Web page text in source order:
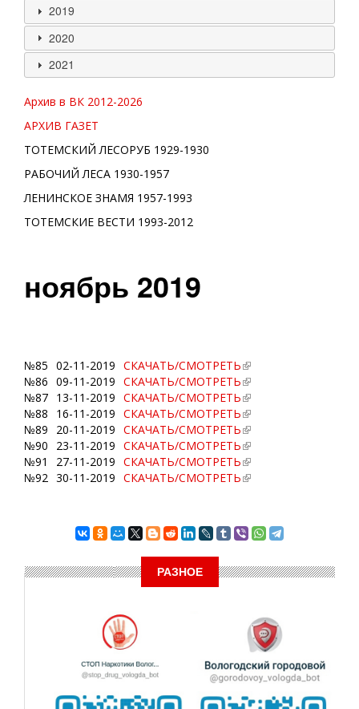
2019
2020
2021
Архив в ВК 2012-2026
АРХИВ ГАЗЕТ
ТОТЕМСКИЙ ЛЕСОРУБ 1929-1930
РАБОЧИЙ ЛЕСА 1930-1957
ЛЕНИНСКОЕ ЗНАМЯ 1957-1993
ТОТЕМСКИЕ ВЕСТИ 1993-2012
ноябрь 2019
№85 02-11-2019 СКАЧАТЬ/СМОТРЕТЬ
№86 09-11-2019 СКАЧАТЬ/СМОТРЕТЬ
№87 13-11-2019 СКАЧАТЬ/СМОТРЕТЬ
№88
16-11-2019 СКАЧАТЬ/СМОТРЕТЬ
№89
20-11-2019 СКАЧАТЬ/СМОТРЕТЬ
№90
23-11-2019 СКАЧАТЬ/СМОТРЕТЬ
№91
27-11-2019 СКАЧАТЬ/СМОТРЕТЬ
№92 30-11-2019 СКАЧАТЬ/СМОТРЕТЬ
РАЗНОЕ